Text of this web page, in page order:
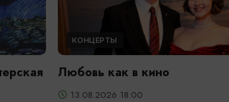
КОНЦЕРТЫ
Любовь как в кино
13.08.2026 18:00